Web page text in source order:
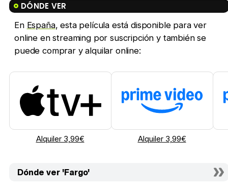
DÓNDE VER
En España, esta película está disponible para ver
online en streaming por suscripción y también se
puede comprar y alquilar online:
Alquiler 3,99€ Alquiler 3,99€
Dónde ver 'Fargo'